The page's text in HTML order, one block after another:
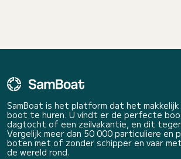
SamBoat is het platform dat het makkelijk
boot te huren. U vindt er de perfecte
dagtocht of een zeilvakantie, en dit
Vergelijk meer dan 50 000 particuliere en
boten met of zonder schipper en vaar
de wereld rond.